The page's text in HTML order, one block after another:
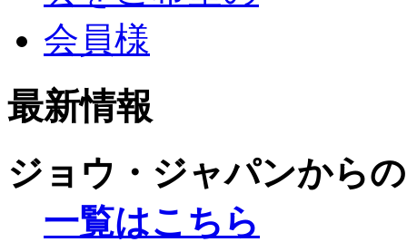
最新情報
ジョウ・ジャパンから
一覧はこちら